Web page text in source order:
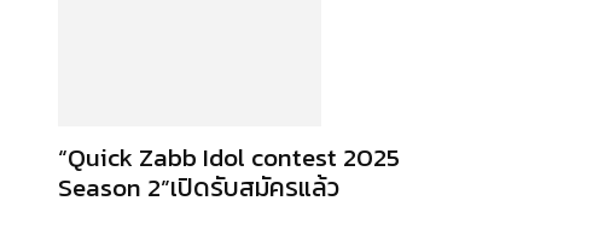
“Quick Zabb Idol contest 2025
Season 2”เปิดรับสมัครแล้ว